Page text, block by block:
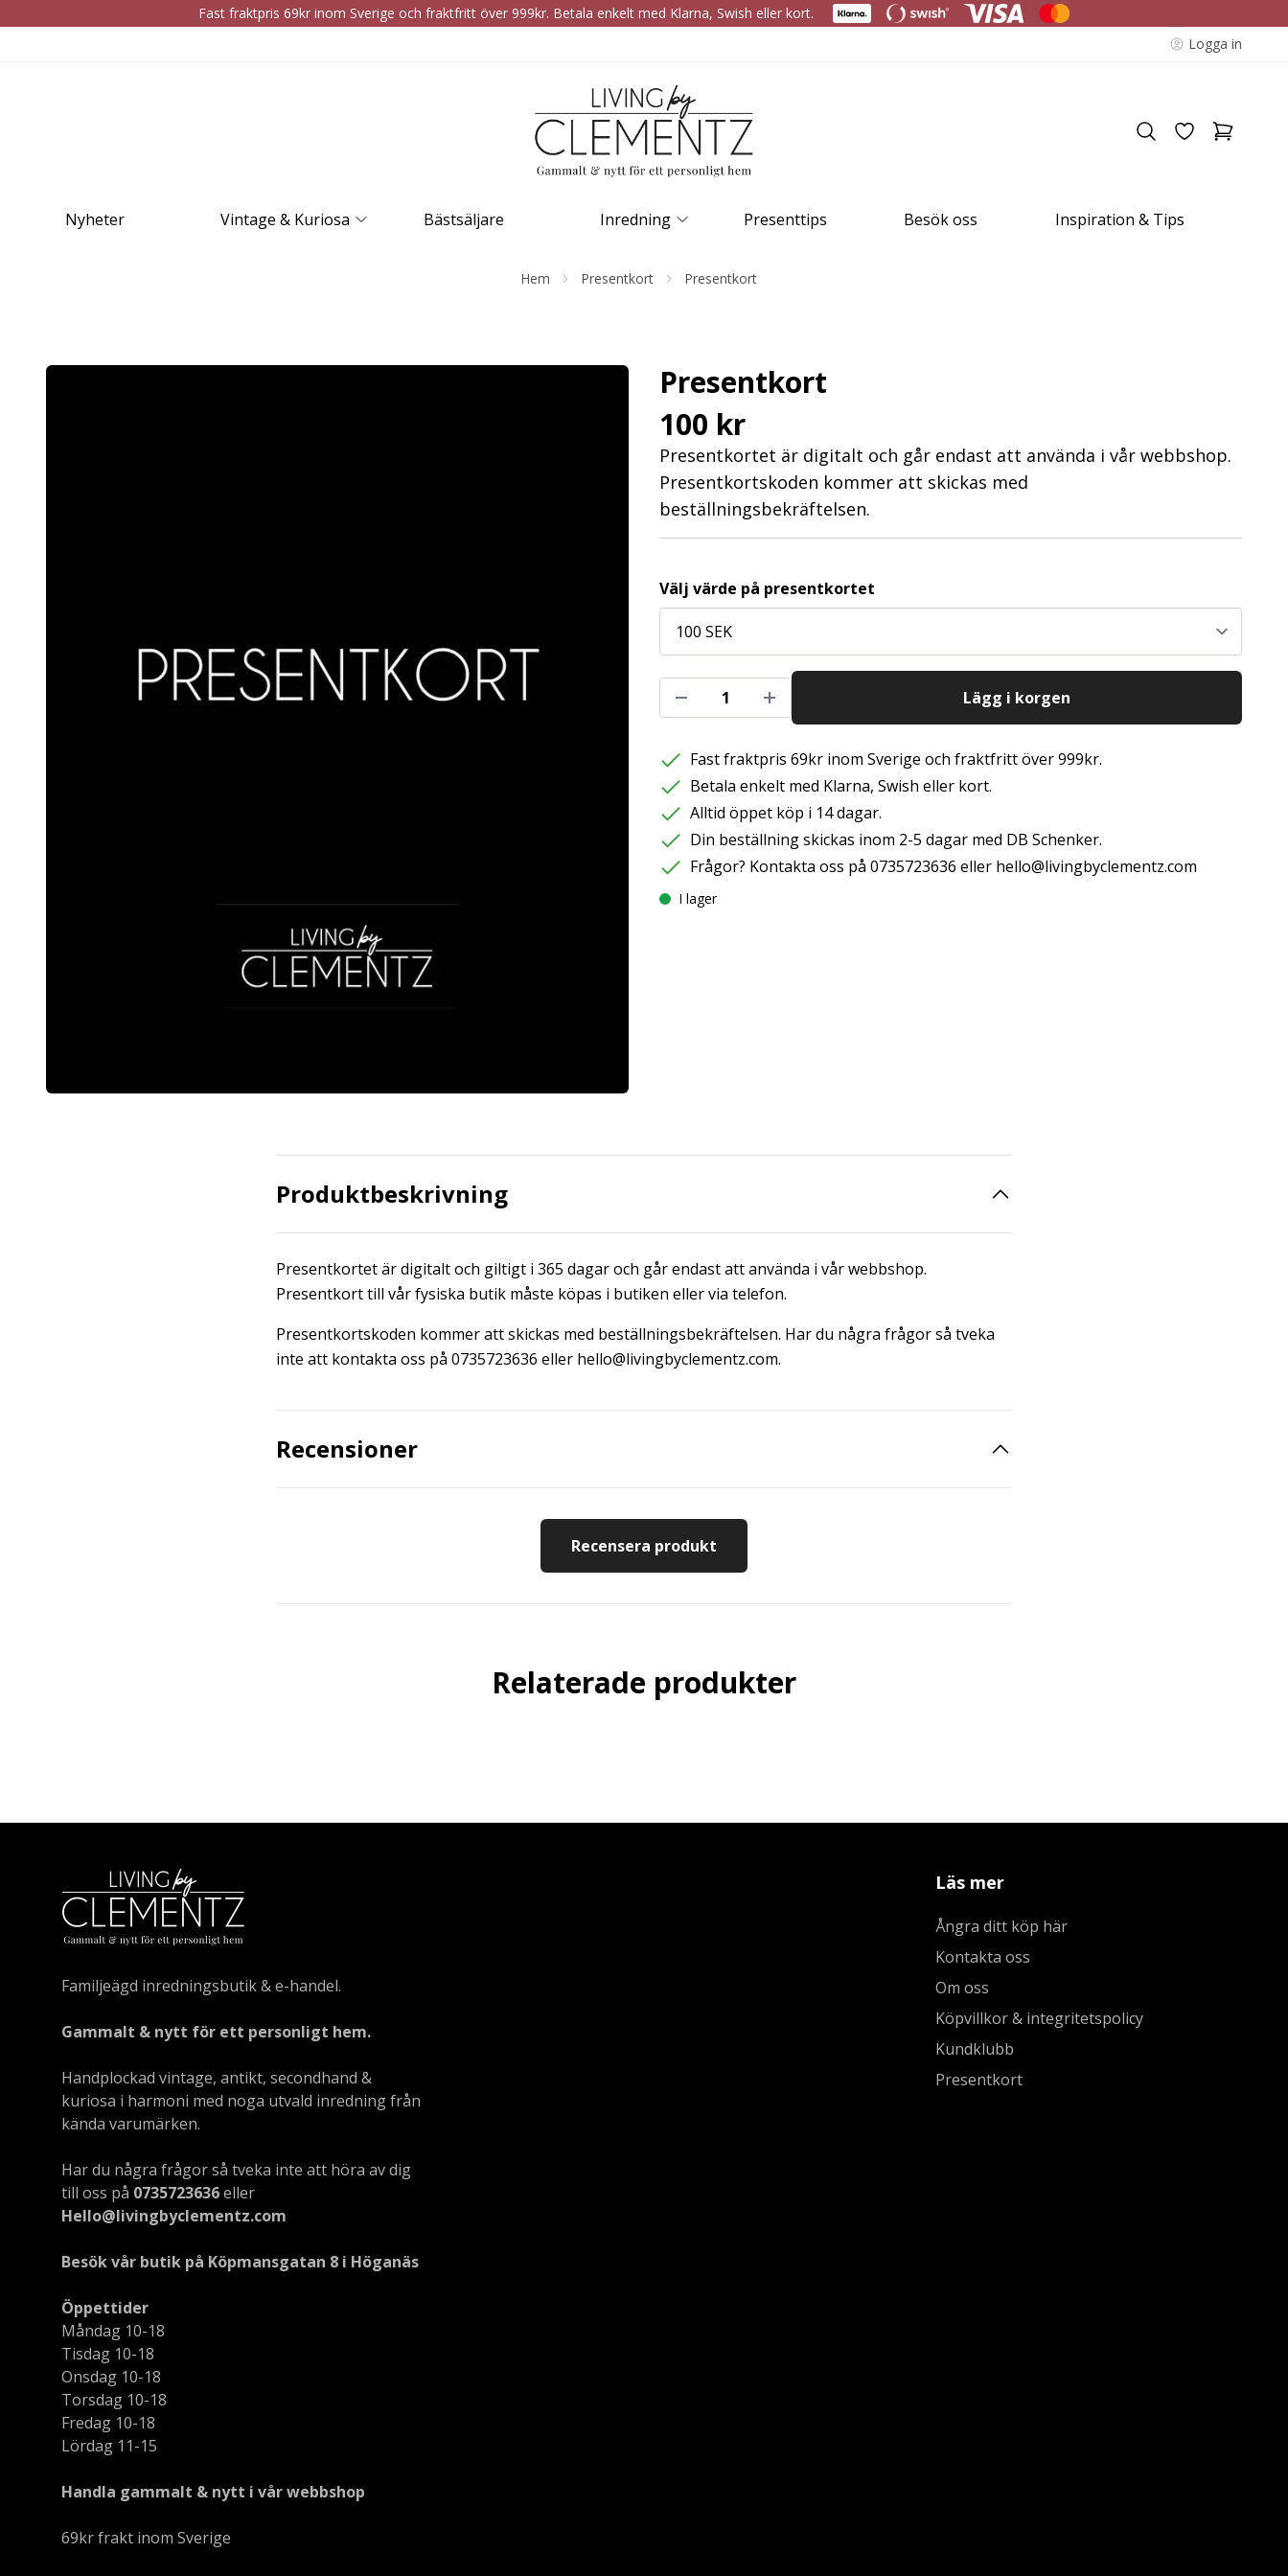
Fast fraktpris 69kr inom Sverige och fraktfritt över 999kr. Betala enkelt med Klarna, Swish eller kort.
Logga in
Nyheter Vintage & Kuriosa Bästsäljare Inredning Presenttips Besök oss Inspiration & Tips
Hem Presentkort Presentkort
Presentkort
100 kr
Presentkortet är digitalt och går endast att använda i vår webbshop.
Presentkortskoden kommer att skickas med
beställningsbekräftelsen.
Välj värde på presentkortet
Lägg i korgen
Fast fraktpris 69kr inom Sverige och fraktfritt över 999kr.
Betala enkelt med Klarna, Swish eller kort.
Alltid öppet köp i 14 dagar.
Din beställning skickas inom 2-5 dagar med DB Schenker.
Frågor? Kontakta oss på 0735723636 eller hello@livingbyclementz.com
I lager
Produktbeskrivning
Presentkortet är digitalt och giltigt i 365 dagar och går endast att använda i vår webbshop.
Presentkort till vår fysiska butik måste köpas i butiken eller via telefon.
Presentkortskoden kommer att skickas med beställningsbekräftelsen. Har du några frågor så tveka
inte att kontakta oss på 0735723636 eller hello@livingbyclementz.com.
Recensioner
Recensera produkt
Relaterade produkter
Familjeägd inredningsbutik & e-handel.
Gammalt & nytt för ett personligt hem.
Handplockad vintage, antikt, secondhand &
kuriosa i harmoni med noga utvald inredning från
kända varumärken.
Har du några frågor så tveka inte att höra av dig
till oss på 0735723636eller
Hello@livingbyclementz.com
Besök vår butik på Köpmansgatan 8 i Höganäs
Öppettider
Måndag 10-18
Tisdag 10-18
Onsdag 10-18
Torsdag 10-18
Fredag 10-18
Lördag 11-15
Handla gammalt & nytt i vår webbshop
69kr frakt inom Sverige
Läs mer
Ångra ditt köp här
Kontakta oss
Om oss
Köpvillkor & integritetspolicy
Kundklubb
Presentkort